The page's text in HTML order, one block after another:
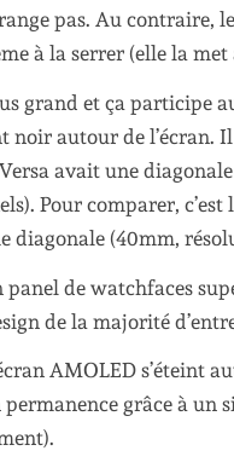
pas. Au contraire,
à la serrer (elle la met
grand et ça participe
noir autour de l’écran.
Versa avait une
Pour comparer,
diagonale (40mm,
panel de watchfaces
de la majorité
AMOLED s’éteint
permanence grâce à